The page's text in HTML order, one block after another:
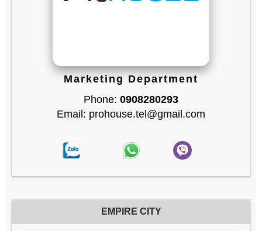
Marketing Department
Phone: 0908280293
Email: prohouse.tel@gmail.com
EMPIRE CITY